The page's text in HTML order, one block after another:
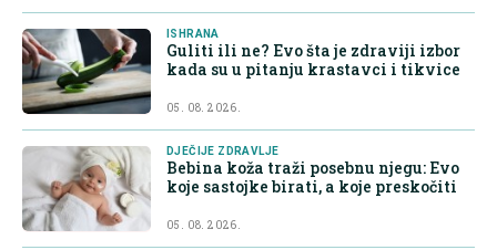
ISHRANA
Guliti ili ne? Evo šta je zdraviji izbor
kada su u pitanju krastavci i tikvice
05. 08. 2026.
DJEČIJE ZDRAVLJE
Bebina koža traži posebnu njegu: Evo
koje sastojke birati, a koje preskočiti
05. 08. 2026.